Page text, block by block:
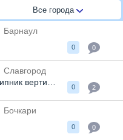
Все города
Барнаул
0 0
Славгород
вертикального шнека
0 2
Бочкари
0 0